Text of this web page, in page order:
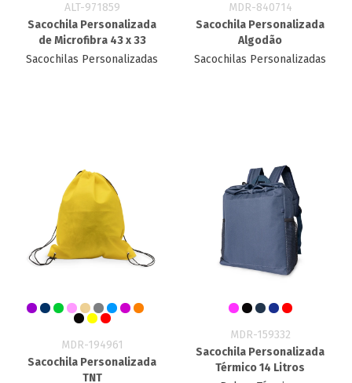
ALT-971859
Sacochila Personalizada
de Microfibra 43 x 33
Sacochilas Personalizadas
MDR-840714
Sacochila Personalizada
Algodão
Sacochilas Personalizadas
MDR-194961
Sacochila Personalizada
TNT
MDR-159332
Sacochila Personalizada
Térmico 14 Litros